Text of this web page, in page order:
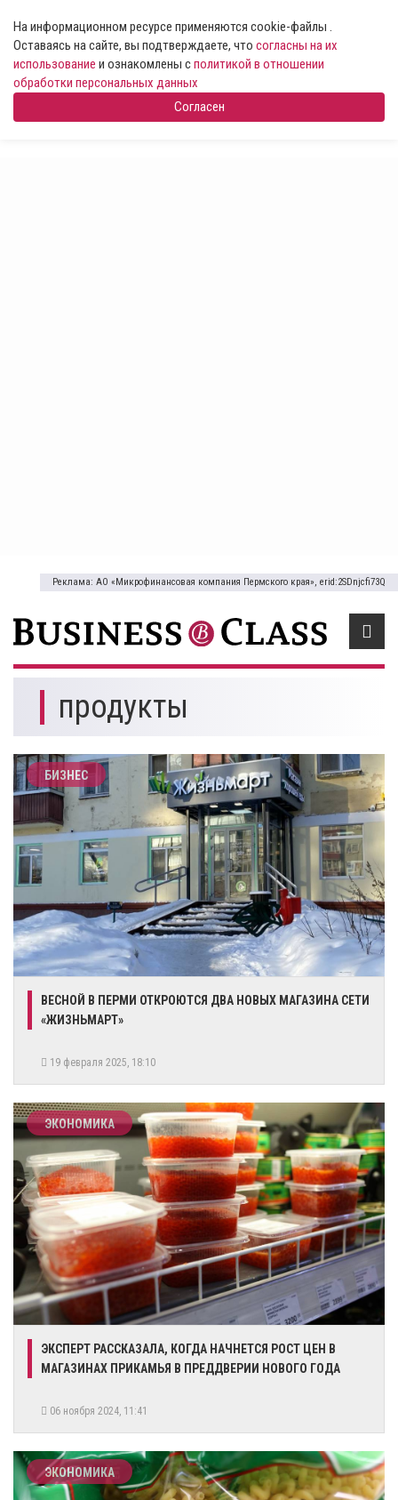
На информационном ресурсе применяются cookie-файлы .
Оставаясь на сайте, вы подтверждаете, что согласны на их
использование и ознакомлены сполитикой в отношении
обработки персональных данных
Согласен
Реклама: АО «Микрофинансовая компания Пермского края», erid:2SDnjcfi73Q
продукты
БИЗНЕС
​ВЕСНОЙ В ПЕРМИ ОТКРОЮТСЯ ДВА НОВЫХ МАГАЗИНА СЕТИ
«ЖИЗНЬМАРТ»
19 февраля 2025, 18:10
ЭКОНОМИКА
ЭКСПЕРТ РАССКАЗАЛА, КОГДА НАЧНЕТСЯ РОСТ ЦЕН В
МАГАЗИНАХ ПРИКАМЬЯ В ПРЕДДВЕРИИ НОВОГО ГОДА
06 ноября 2024, 11:41
ЭКОНОМИКА